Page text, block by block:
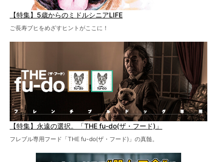
【特集】5歳からのミドルシニアLIFE
ご長寿ブヒをめざすヒントがここに！
【特集】永遠の選択。「THE fu-do(ザ・フード)」
フレブル専用フード「THE fu-do(ザ・フード)」の真髄。